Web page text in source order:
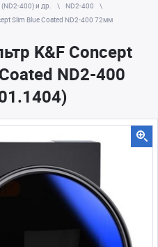
400) и др.
ND2-400
Slim Blue Coated ND2-400 72мм
K&F Concept
ND2-400